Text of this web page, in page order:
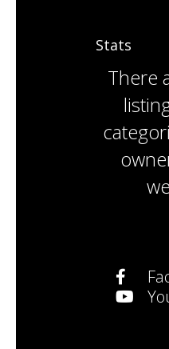
Stats
There